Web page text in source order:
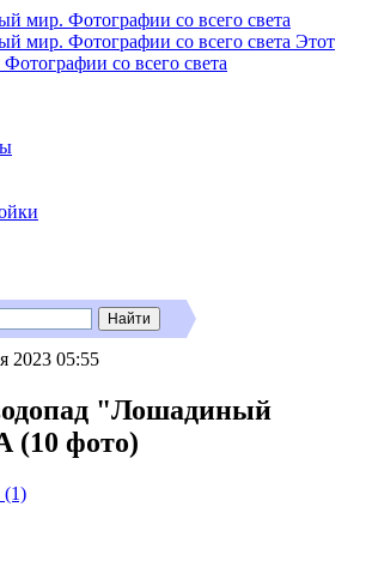
Этот
со всего света
2023 05:55
"Лошадиный
(10 фото)
(1)